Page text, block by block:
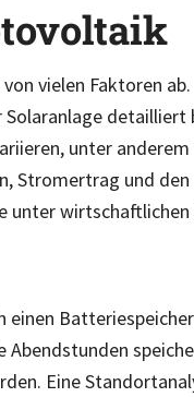
vielen Faktoren
detailliert
unter
Stromertrag und den
unter
einen
Eine